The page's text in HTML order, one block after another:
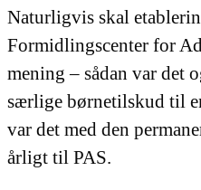
Naturligvis skal
Formidlingscenter for
mening – sådan var det
særlige børnetilskud til
var det med den
årligt til PAS.